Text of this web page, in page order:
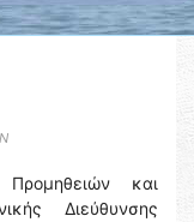
και
Διεύθυνσης